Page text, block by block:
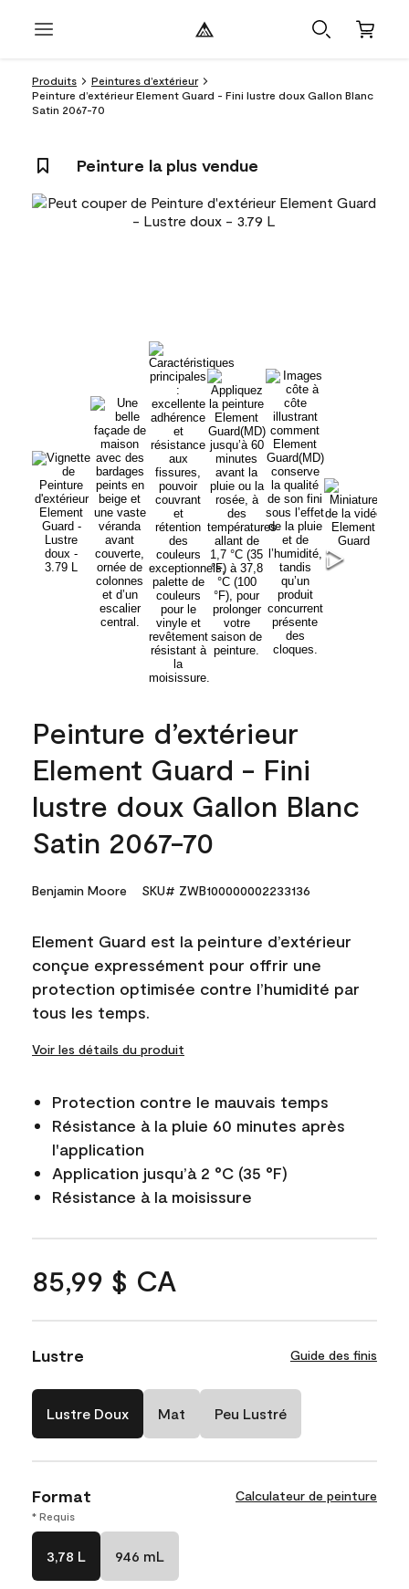
Produits
Peintures d’extérieur
Peinture d’extérieur Element Guard - Fini lustre doux Gallon Blanc
Satin 2067-70
Peinture la plus vendue
Peinture d’extérieur
Element Guard - Fini
lustre doux Gallon Blanc
Satin 2067-70
Benjamin Moore SKU# ZWB100000002233136
Element Guard est la peinture d’extérieur
conçue expressément pour offrir une
protection optimisée contre l’humidité par
tous les temps.
Voir les détails du produit
Protection contre le mauvais temps
Résistance à la pluie 60 minutes après
l'application
Application jusqu’à 2 °C (35 °F)
Résistance à la moisissure
85,99 $ CA
Lustre Guide des finis
Lustre Doux Mat Peu Lustré
Format Calculateur de peinture
* Requis
3,78 L 946 mL